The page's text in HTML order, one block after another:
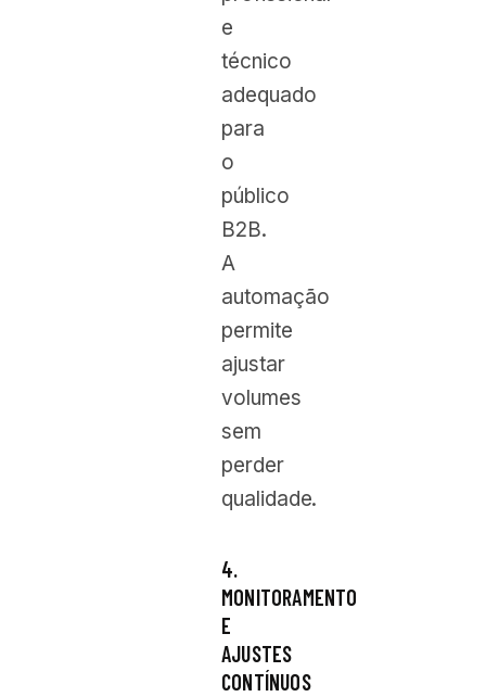
e
técnico
adequado
para
o
público
B2B.
A
automação
permite
ajustar
volumes
sem
perder
qualidade.
4.
MONITORAMENTO
E
AJUSTES
CONTÍNUOS